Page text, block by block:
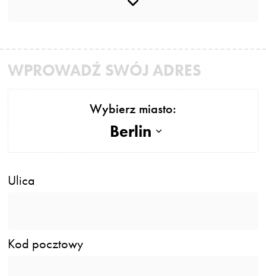
WPROWADŹ SWÓJ ADRES
Wybierz miasto:
Berlin
Ulica
Kod pocztowy